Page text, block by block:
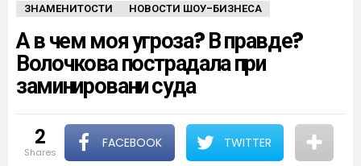
ЗНАМЕНИТОСТИ НОВОСТИ ШОУ-БИЗНЕСА
А в чем моя угроза? В правде?
Волочкова пострадала при
заминировани суда
2
shares
FACEBOOK TWITTER